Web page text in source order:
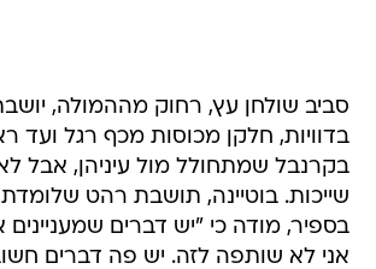
סביב שולחן עץ, רחוק מההמולה,
בדוויות, חלקן מכוסות מכף רגל ועד
בקרנבל שמתחולל מול עיניהן, אבל
שייכות. בוטיינה, תושבת רהט
בספיר, מודה כי "יש דברים שמעניינים
אני לא שותפה לזה. יש פה דברים